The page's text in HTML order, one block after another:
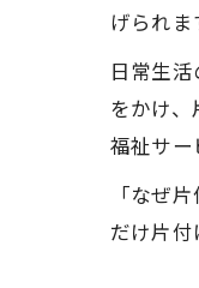
げられま
日常生
をかけ
福祉サー
「なぜ
だけ片付